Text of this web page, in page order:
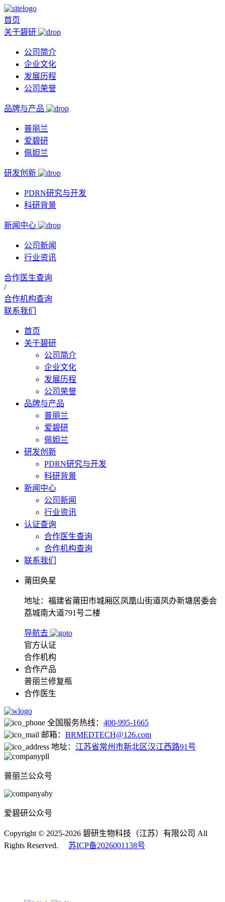
首页
关于碧研
公司简介
企业文化
发展历程
公司荣誉
品牌与产品
普丽兰
爱碧研
佩妲兰
研发创新
PDRN研究与开发
科研背景
新闻中心
公司新闻
行业资讯
合作医生查询
/
合作机构查询
联系我们
首页
关于碧研
公司简介
企业文化
发展历程
公司荣誉
品牌与产品
普丽兰
爱碧研
佩妲兰
研发创新
PDRN研究与开发
科研背景
新闻中心
公司新闻
行业资讯
认证查询
合作医生查询
合作机构查询
联系我们
莆田奂星
地址：福建省莆田市城厢区凤凰山街道凤办新塘居委会
荔城南大道791号二楼
导航去
官方认证
合作机构
合作产品
普丽兰修复瓶
合作医生
全国服务热线： 400-995-1665
邮箱： BRMEDTECH@126.com
地址： 江苏省常州市新北区汉江西路91号
普丽兰公众号
爱碧研公众号
Copyright © 2025-2026 碧研生物科技（江苏）有限公司 All
Rights Reserved. 苏ICP备2026001138号